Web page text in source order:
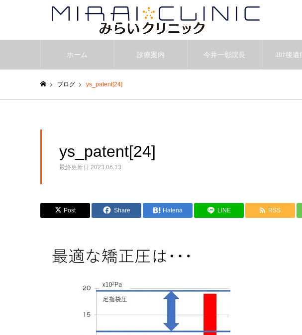
ホーム 診療案内 今井一彰院長 ｺﾛﾅ後遺
ブログ ys_patent[24]
ys_patent[24]
最終更新日 2023.06.13
Post Share Hatena LINE RSS